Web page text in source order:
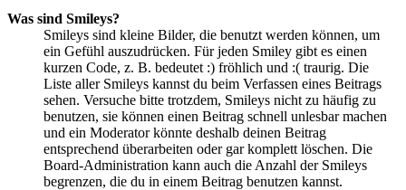
Was sind Smileys?
Smileys sind kleine Bilder, die benutzt werden können, um
ein Gefühl auszudrücken. Für jeden Smiley gibt es einen
kurzen Code, z. B. bedeutet :) fröhlich und :( traurig. Die
Liste aller Smileys kannst du beim Verfassen eines Beitrags
sehen. Versuche bitte trotzdem, Smileys nicht zu häufig zu
benutzen, sie können einen Beitrag schnell unlesbar machen
und ein Moderator könnte deshalb deinen Beitrag
entsprechend überarbeiten oder gar komplett löschen. Die
Board-Administration kann auch die Anzahl der Smileys
begrenzen, die du in einem Beitrag benutzen kannst.